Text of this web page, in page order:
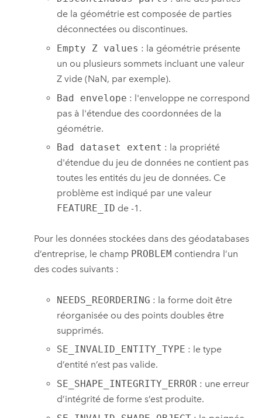
de la géométrie est composée de parties
déconnectées ou discontinues.
Empty Z values : la géométrie présente
un ou plusieurs sommets incluant une valeur
Z vide (NaN, par exemple).
Bad envelope : l'enveloppe ne correspond
pas à l'étendue des coordonnées de la
géométrie.
Bad dataset extent : la propriété
d'étendue du jeu de données ne contient pas
toutes les entités du jeu de données. Ce
problème est indiqué par une valeur
FEATURE_ID de -1.
Pour les données stockées dans des géodatabases
d’entreprise, le champ PROBLEM contiendra l’un
des codes suivants :
NEEDS_REORDERING : la forme doit être
réorganisée ou des points doubles être
supprimés.
SE_INVALID_ENTITY_TYPE : le type
d’entité n’est pas valide.
SE_SHAPE_INTEGRITY_ERROR : une erreur
d’intégrité de forme s’est produite.